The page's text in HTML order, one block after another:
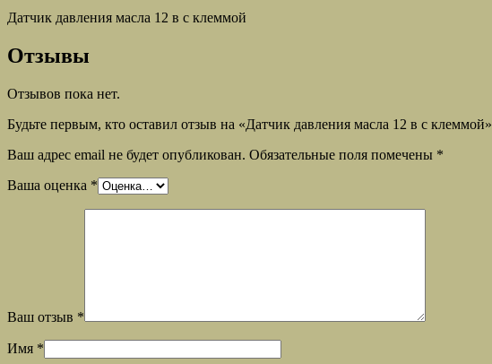
Датчик давления масла 12 в с клеммой
Отзывы
Отзывов пока нет.
Будьте первым, кто оставил отзыв на «Датчик давления масла 12 в с клеммой»
Ваш адрес email не будет опубликован. Обязательные поля помечены *
Ваша оценка *
Ваш отзыв *
Имя *